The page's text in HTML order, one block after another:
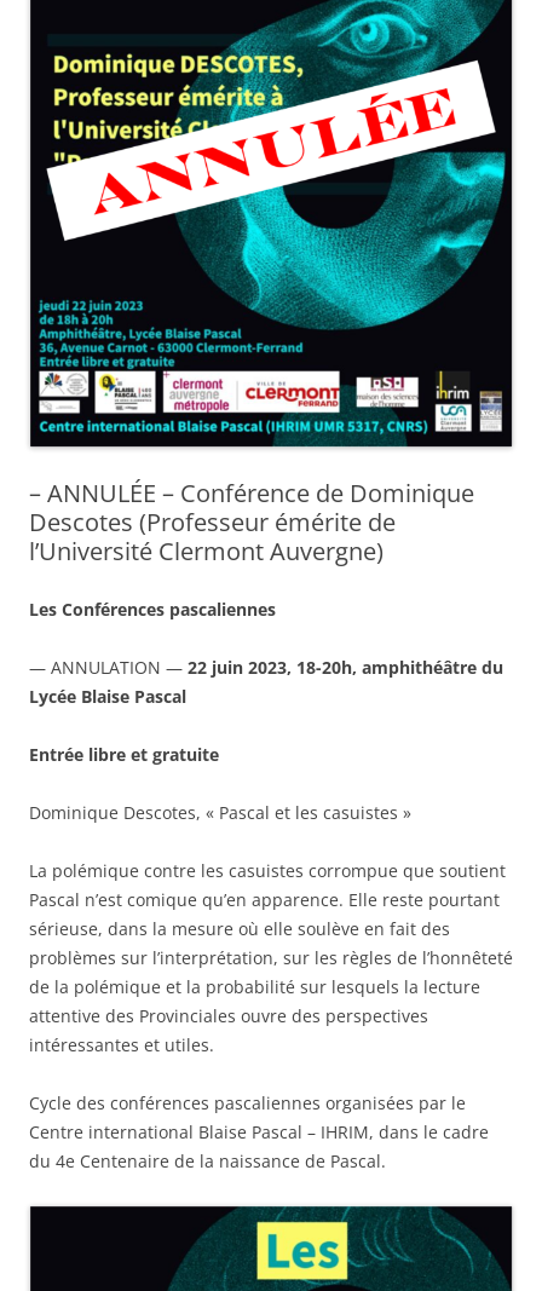
– ANNULÉE – Conférence de Dominique
Descotes (Professeur émérite de
l’Université Clermont Auvergne)
Les Conférences pascaliennes
— ANNULATION — 22 juin 2023, 18-20h, amphithéâtre du
Lycée Blaise Pascal
Entrée libre et gratuite
Dominique Descotes, « Pascal et les casuistes »
La polémique contre les casuistes corrompue que soutient
Pascal n’est comique qu’en apparence. Elle reste pourtant
sérieuse, dans la mesure où elle soulève en fait des
problèmes sur l’interprétation, sur les règles de l’honnêteté
de la polémique et la probabilité sur lesquels la lecture
attentive des Provinciales ouvre des perspectives
intéressantes et utiles.
Cycle des conférences pascaliennes organisées par le
Centre international Blaise Pascal – IHRIM, dans le cadre
du 4e Centenaire de la naissance de Pascal.